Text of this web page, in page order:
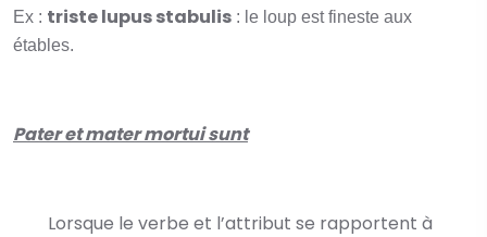
Ex : triste lupus stabulis : le loup est fineste aux
étables.
Pater et mater mortui sunt
Lorsque le verbe et l’attribut se rapportent à